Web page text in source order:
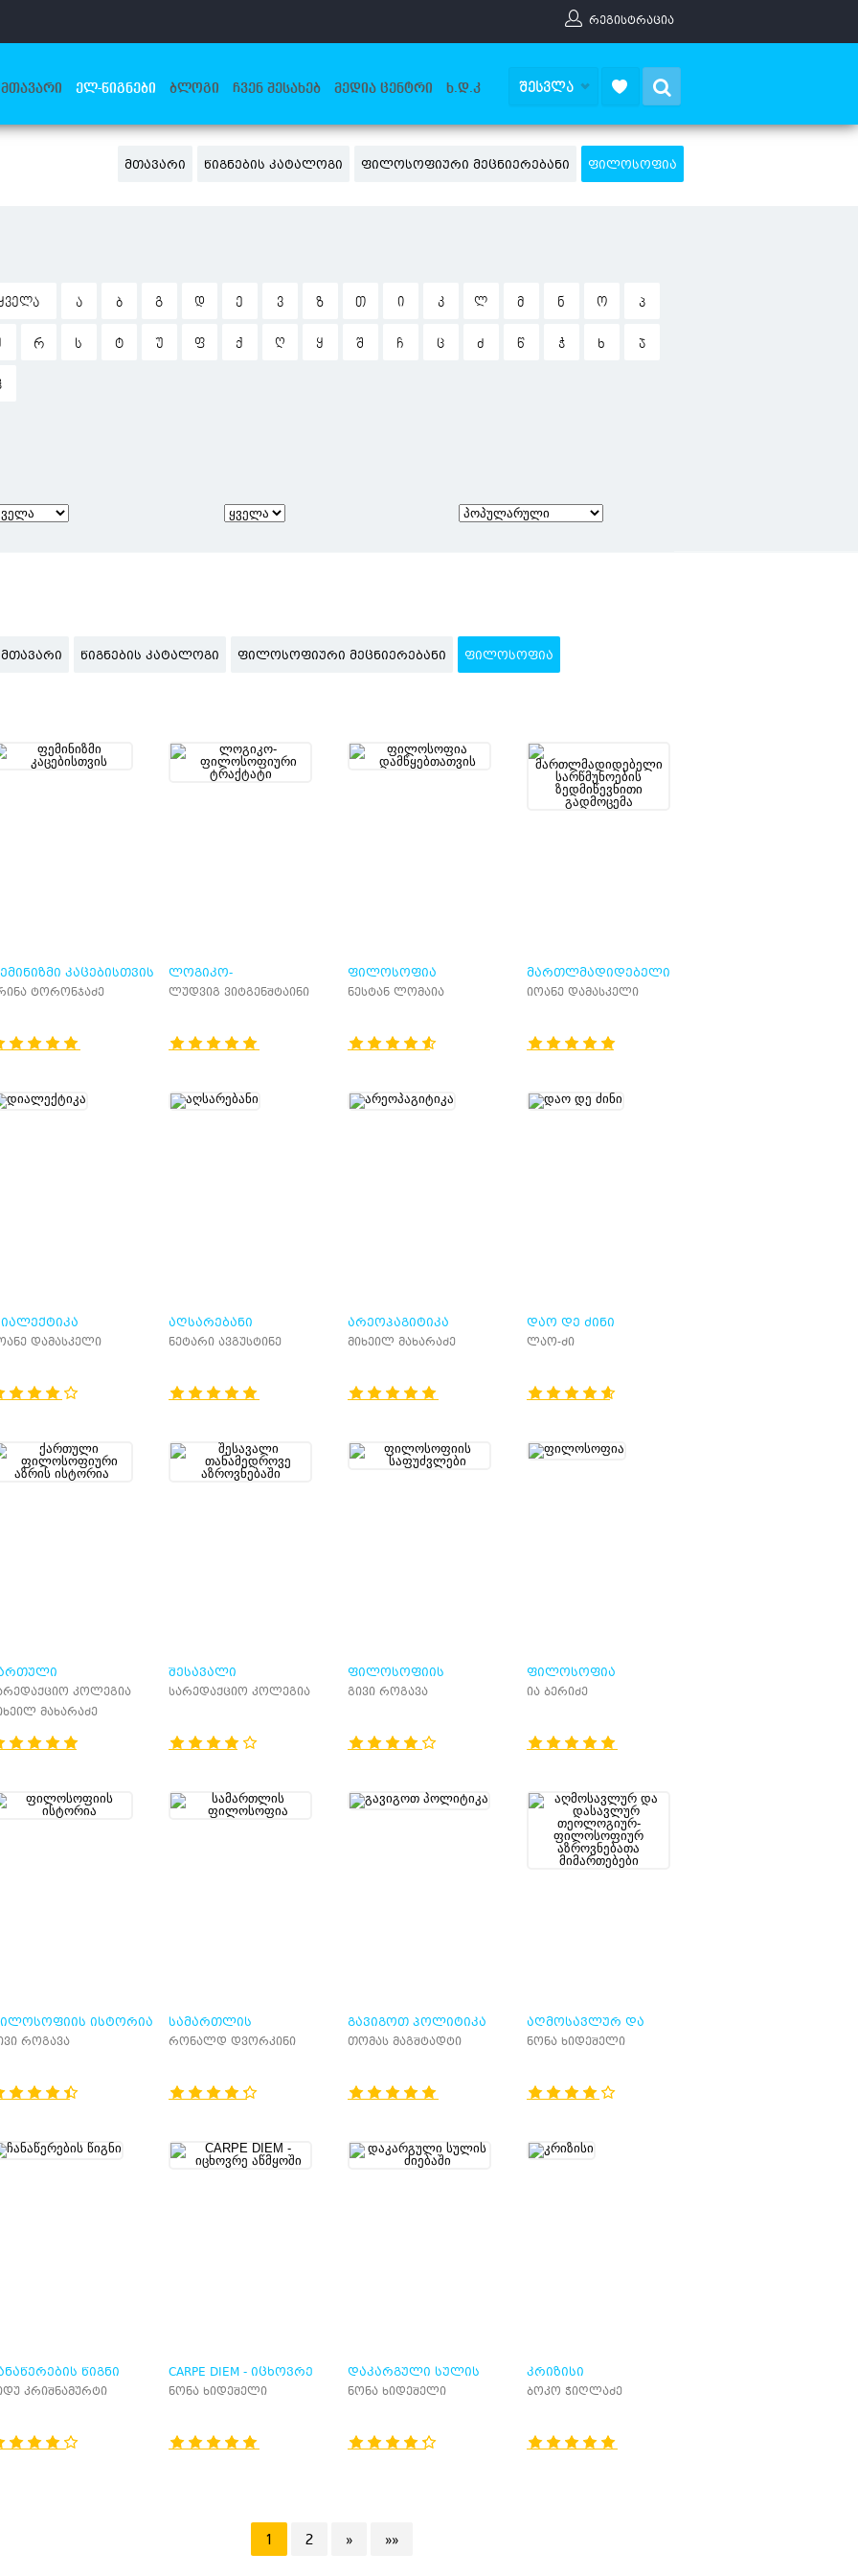
ᲠᲔᲒᲘᲡᲢᲠᲐᲪᲘᲐ
ᲛᲗᲐᲕᲐᲠᲘ ᲔᲚ-ᲬᲘᲒᲜᲔᲑᲘ ᲑᲚᲝᲒᲘ ᲩᲕᲔᲜ ᲨᲔᲡᲐᲮᲔᲑ ᲛᲔᲓᲘᲐ ᲪᲔᲜᲢᲠᲘ Ხ.Დ.Კ ᲨᲔᲡᲕᲚᲐ
ᲛᲗᲐᲕᲐᲠᲘ ᲬᲘᲒᲜᲔᲑᲘᲡ ᲙᲐᲢᲐᲚᲝᲒᲘ ᲤᲘᲚᲝᲡᲝᲤᲘᲣᲠᲘ ᲛᲔᲪᲜᲘᲔᲠᲔᲑᲐᲜᲘ ᲤᲘᲚᲝᲡᲝᲤᲘᲐ
Ა Ბ Გ Დ Ე Ვ Ზ Თ Ი Კ Ლ Მ Ნ Ო Პ
Რ Ს Ტ Უ Ფ Ქ Ღ Ყ Შ Ჩ Ც Ძ Წ Ჭ Ხ Ჯ
ᲛᲗᲐᲕᲐᲠᲘ ᲬᲘᲒᲜᲔᲑᲘᲡ ᲙᲐᲢᲐᲚᲝᲒᲘ ᲤᲘᲚᲝᲡᲝᲤᲘᲣᲠᲘ ᲛᲔᲪᲜᲘᲔᲠᲔᲑᲐᲜᲘ ᲤᲘᲚᲝᲡᲝᲤᲘᲐ
ᲙᲐᲪᲔᲑᲘᲡᲗᲕᲘᲡ
ტორონჯაძე
ᲚᲝᲒᲘᲙᲝ-
ᲤᲘᲚᲝᲡᲝᲤᲘᲣᲠᲘ
ლუდვიგ ვიტგენშტაინი
ᲤᲘᲚᲝᲡᲝᲤᲘᲐ
ᲓᲐᲛᲬᲧᲔᲑᲗᲐᲗᲕᲘᲡ
ნესტან ლომაია
ᲛᲐᲠᲗᲚᲛᲐᲓᲘᲓᲔᲑᲔᲚᲘ
ᲡᲐᲠᲬᲛᲣᲜᲝᲔᲑᲘᲡ
იოანე დამასკელი
დამასკელი
ᲐᲦᲡᲐᲠᲔᲑᲐᲜᲘ
ნეტარი ავგუსტინე
ᲐᲠᲔᲝᲞᲐᲒᲘᲢᲘᲙᲐ
მიხეილ მახარაძე
ᲓᲐᲝ ᲓᲔ ᲫᲘᲜᲘ
ლაო-ძი
ᲐᲖᲠᲘᲡ
კოლეგია
მახარაძე
ᲨᲔᲡᲐᲕᲐᲚᲘ
ᲗᲐᲜᲐᲛᲔᲓᲠᲝᲕᲔ
სარედაქციო კოლეგია
ᲤᲘᲚᲝᲡᲝᲤᲘᲘᲡ
ᲡᲐᲤᲣᲫᲕᲚᲔᲑᲘ
გივი როგავა
ᲤᲘᲚᲝᲡᲝᲤᲘᲐ
ია ბერიძე
ᲘᲡᲢᲝᲠᲘᲐ
როგავა
ᲡᲐᲛᲐᲠᲗᲚᲘᲡ
ᲤᲘᲚᲝᲡᲝᲤᲘᲐ
რონალდ დვორკინი
ᲒᲐᲕᲘᲒᲝᲗ ᲞᲝᲚᲘᲢᲘᲙᲐ
თომას მაგშტადტი
ᲐᲦᲛᲝᲡᲐᲕᲚᲣᲠ ᲓᲐ
ᲓᲐᲡᲐᲕᲚᲣᲠ
ᲐᲖᲠᲝᲕᲜᲔᲑᲐᲗᲐ
ნონა ხიდეშელი
ᲬᲘᲒᲜᲘ
კრიშნამურტი
CARPE DIEM - ᲘᲪᲮᲝᲕᲠᲔ
ᲐᲬᲛᲧᲝᲨᲘ
ნონა ხიდეშელი
ᲓᲐᲙᲐᲠᲒᲣᲚᲘ ᲡᲣᲚᲘᲡ
ᲫᲘᲔᲑᲐᲨᲘ
ნონა ხიდეშელი
ᲙᲠᲘᲖᲘᲡᲘ
ბოკო ჭიღლაძე
1 2 » »»